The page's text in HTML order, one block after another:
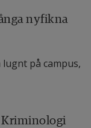
nyfikna
på campus,
Kriminologi